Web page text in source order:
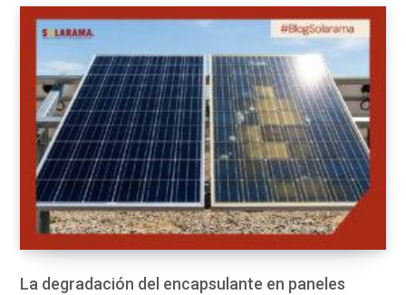
La degradación del encapsulante en paneles